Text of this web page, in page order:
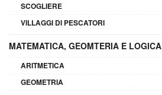
SCOGLIERE
VILLAGGI DI PESCATORI
MATEMATICA, GEOMTERIA E LOGICA
ARITMETICA
GEOMETRIA